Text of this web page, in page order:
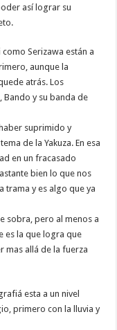
así lograr su
Serizawa están a
aunque la
atrás. Los
Bando y su banda de
suprimido y
de la Yakuza. En esa
en un fracasado
bien lo que nos
trama y es algo que ya
sobra, pero al menos a
es la que logra que
mas allá de la fuerza
esta a un nivel
primero con la lluvia y